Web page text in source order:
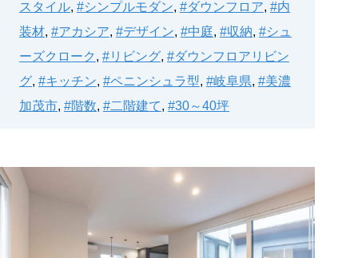
スタイル, #シンプルモダン, #ダウンフロア, #内
装材, #アカシア, #デザイン, #中庭, #収納, #シュ
ーズクローク , #リビング, #ダウンフロアリビン
グ, #キッチン, #ペニンシュラ型, #岐阜県, #美濃
加茂市, #階数, #二階建て, #30～40坪